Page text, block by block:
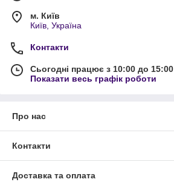
м. Київ
Київ, Україна
Контакти
Сьогодні працює з 10:00 до 15:00
Показати весь графік роботи
Про нас
Контакти
Доставка та оплата